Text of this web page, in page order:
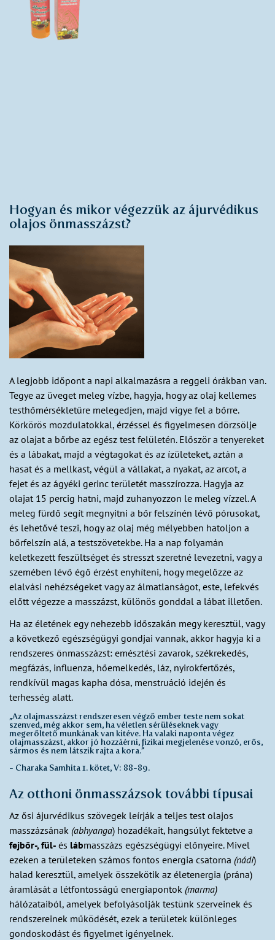
Hogyan és mikor végezzük az ájurvédikus
olajos önmasszázst?
A legjobb időpont a napi alkalmazásra a reggeli órákban van.
Tegye az üveget meleg vízbe, hagyja, hogy az olaj kellemes
testhőmérsékletűre melegedjen, majd vigye fel a bőrre.
Körkörös mozdulatokkal, érzéssel és figyelmesen dörzsölje
az olajat a bőrbe az egész test felületén. Először a tenyereket
és a lábakat, majd a végtagokat és az ízületeket, aztán a
hasat és a mellkast, végül a vállakat, a nyakat, az arcot, a
fejet és az ágyéki gerinc területét masszírozza. Hagyja az
olajat 15 percig hatni, majd zuhanyozzon le meleg vízzel. A
meleg fürdő segít megnyitni a bőr felszínén lévő pórusokat,
és lehetővé teszi, hogy az olaj még mélyebben hatoljon a
bőrfelszín alá, a testszövetekbe. Ha a nap folyamán
keletkezett feszültséget és stresszt szeretné levezetni, vagy a
szemében lévő égő érzést enyhíteni, hogy megelőzze az
elalvási nehézségeket vagy az álmatlanságot, este, lefekvés
előtt végezze a masszázst, különös gonddal a lábat illetően.
Ha az életének egy nehezebb időszakán megy keresztül, vagy
a következő egészségügyi gondjai vannak, akkor hagyja ki a
rendszeres önmasszázst: emésztési zavarok, székrekedés,
megfázás, influenza, hőemelkedés, láz, nyirokfertőzés,
rendkívül magas kapha dósa, menstruáció idején és
terhesség alatt.
„Az olajmasszázst rendszeresen végző ember teste nem sokat
szenved, még akkor sem, ha véletlen sérüléseknek vagy
megerőltető munkának van kitéve. Ha valaki naponta végez
olajmasszázst, akkor jó hozzáérni, fizikai megjelenése vonzó, erős,
sármos és nem látszik rajta a kora.”
- Charaka Samhita 1. kötet, V: 88-89.
Az otthoni önmasszázsok további típusai
Az ősi ájurvédikus szövegek leírják a teljes test olajos
masszázsának (abhyanga) hozadékait, hangsúlyt fektetve a
fejbőr-, fül- és lábmasszázs egészségügyi előnyeire. Mivel
ezeken a területeken számos fontos energia csatorna (nádi)
halad keresztül, amelyek összekötik az életenergia (prána)
áramlását a létfontosságú energiapontok (marma)
hálózataiból, amelyek befolyásolják testünk szerveinek és
rendszereinek működését, ezek a területek különleges
gondoskodást és figyelmet igényelnek.